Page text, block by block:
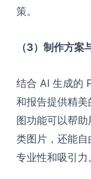
策。
（3） 制作方案
结合 AI 生成的
和报告提供精
图功能可以帮
类图片，还能
专业性和吸引力